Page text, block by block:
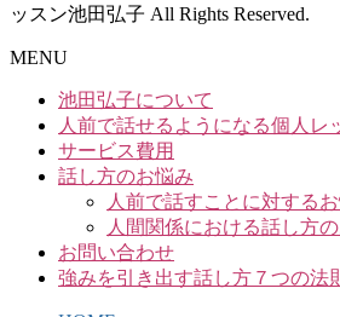
ッスン池田弘子 All Rights Reserved.
MENU
池田弘子について
人前で話せるようになる個人レ
サービス費用
話し方のお悩み
人前で話すことに対する
人間関係における話し方
お問い合わせ
強みを引き出す話し方７つの法